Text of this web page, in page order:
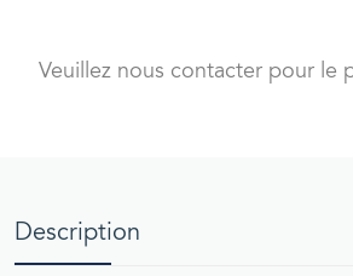
Veuillez nous contacter pour le
Description